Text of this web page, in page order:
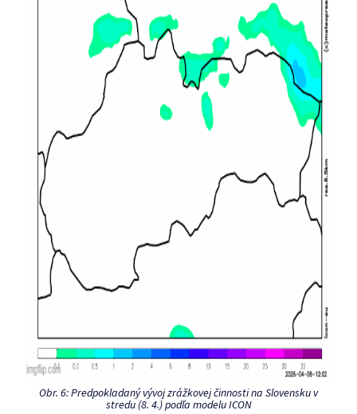
Obr. 6: Predpokladaný vývoj zrážkovej činnosti na Slovensku v
stredu (8. 4.) podľa modelu ICON